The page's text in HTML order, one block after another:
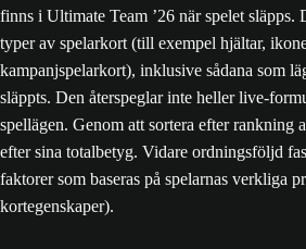
finns i Ultimate Team ’26 när spelet släpps.
typer av spelarkort (till exempel hjältar,
kampanjspelarkort), inklusive sådana som
släppts. Den återspeglar inte heller live-
spellägen. Genom att sortera efter rankning
efter sina totalbetyg. Vidare ordningsföljd
faktorer som baseras på spelarnas verkliga
kortegenskaper).